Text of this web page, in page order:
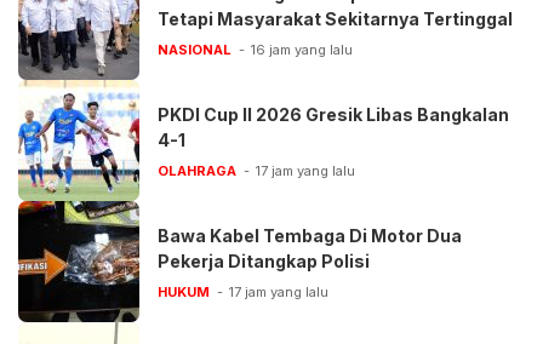
Tetapi Masyarakat Sekitarnya Tertinggal
NASIONAL 16 jam yang lalu
PKDI Cup II 2026 Gresik Libas Bangkalan
4-1
OLAHRAGA 17 jam yang lalu
Bawa Kabel Tembaga Di Motor Dua
Pekerja Ditangkap Polisi
HUKUM 17 jam yang lalu